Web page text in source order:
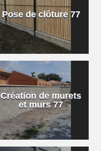
Pose de clôture 77
Création de murets
et murs 77